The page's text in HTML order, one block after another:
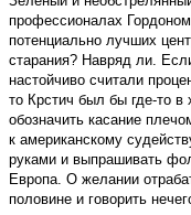
профессионалах
потенциально лучших
старания? Навряд ли.
настойчиво считали
то Крстич был бы где-то в
обозначить касание
к американскому
руками и выпрашивать
Европа. О желании
половине и говорить